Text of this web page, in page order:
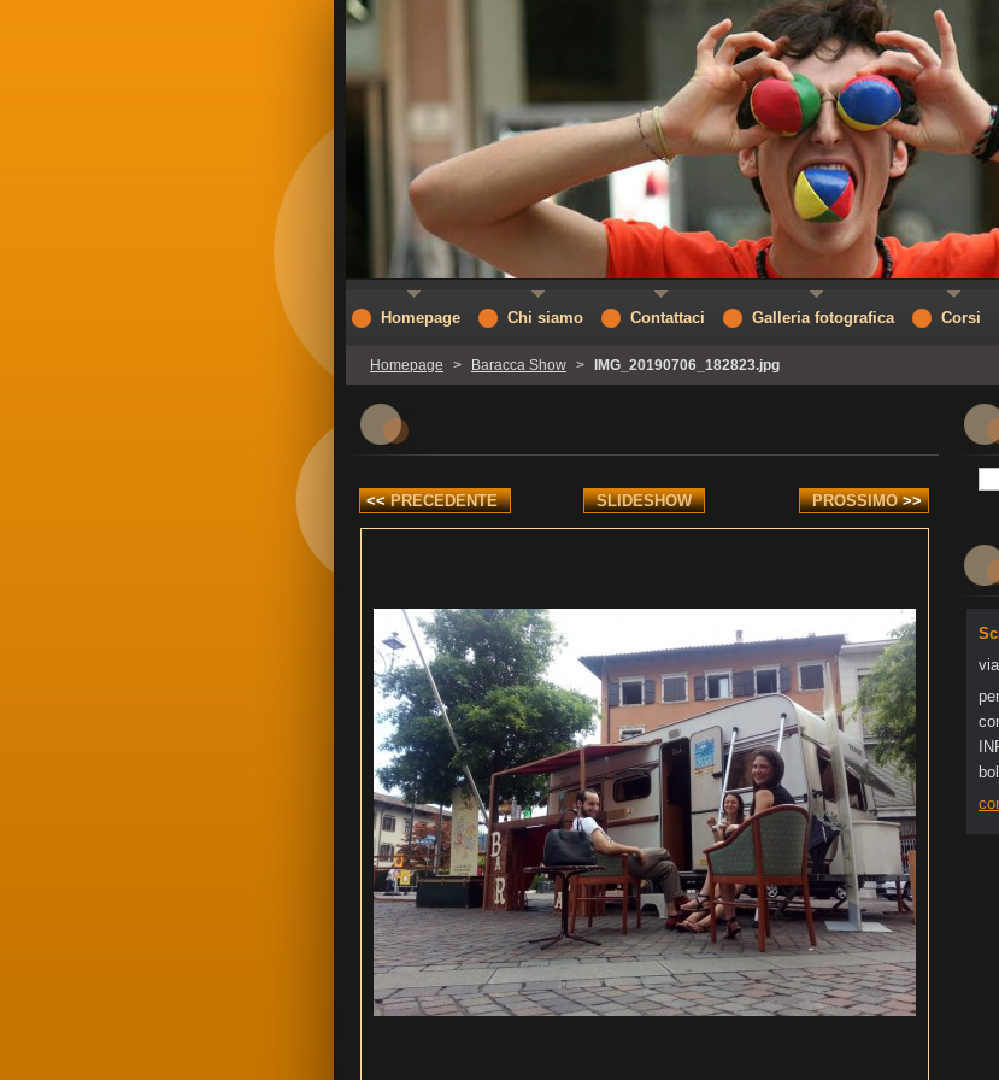
Homepage > Baracca Show > IMG_20190706_182823.jpg
<< PRECEDENTE SLIDESHOW PROSSIMO >>
Homepage Chi siamo Contattaci Galleria fotografica Corsi